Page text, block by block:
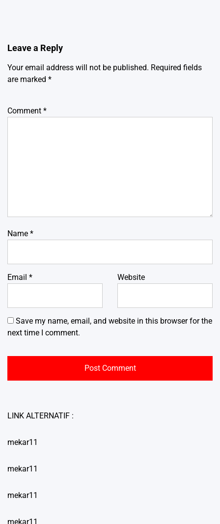
Leave a Reply
Your email address will not be published. Required fields
are marked *
Comment *
Name *
Email * Website
Save my name, email, and website in this browser for the
next time I comment.
LINK ALTERNATIF :
mekar11
mekar11
mekar11
mekar11